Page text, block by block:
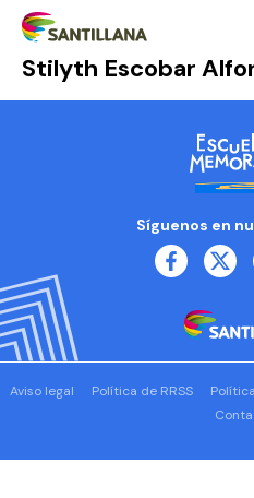
Stilyth Escobar
Síguenos en
Aviso legal Política de RRSS